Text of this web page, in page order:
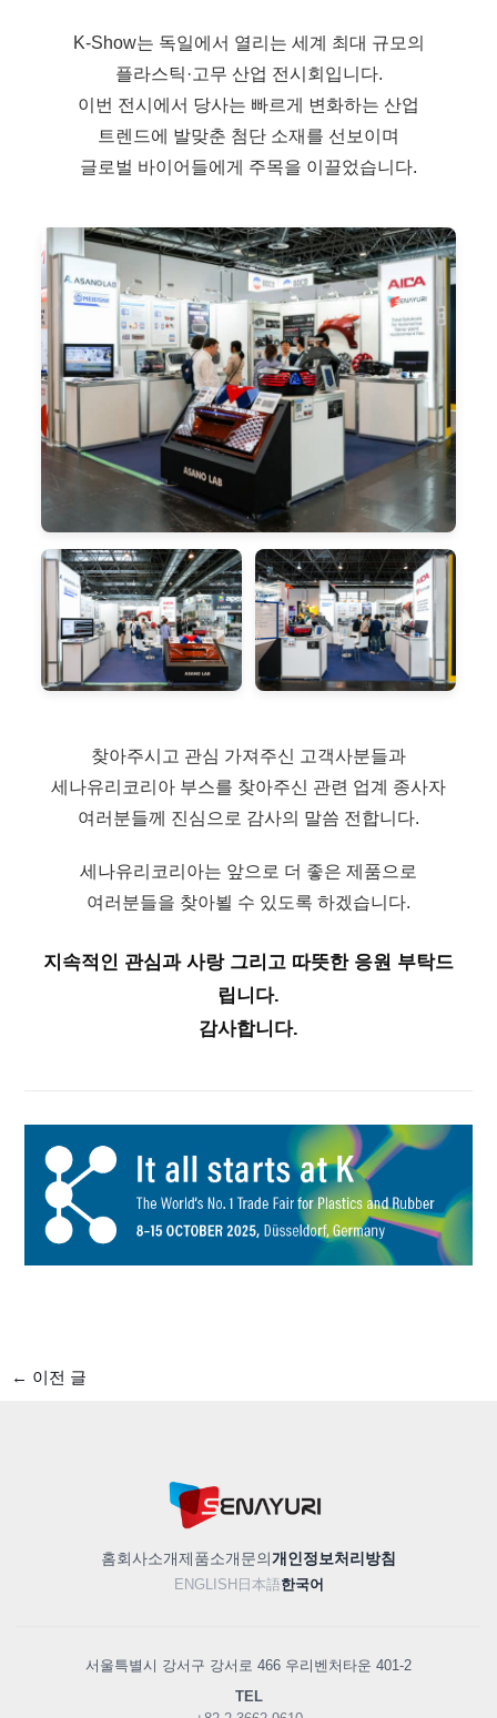
K-Show는 독일에서 열리는 세계 최대 규모의
플라스틱·고무 산업 전시회입니다.
이번 전시에서 당사는 빠르게 변화하는 산업
트렌드에 발맞춘 첨단 소재를 선보이며
글로벌 바이어들에게 주목을 이끌었습니다.
찾아주시고 관심 가져주신 고객사분들과
세나유리코리아 부스를 찾아주신 관련 업계 종사자
여러분들께 진심으로 감사의 말씀 전합니다.
세나유리코리아는 앞으로 더 좋은 제품으로
여러분들을 찾아뵐 수 있도록 하겠습니다.
지속적인 관심과 사랑 그리고 따뜻한 응원 부탁드
립니다.
감사합니다.
← 이전 글
홈회사소개제품소개문의개인정보처리방침
ENGLISH 日本語한국어
서울특별시 강서구 강서로 466 우리벤처타운 401-2
TEL